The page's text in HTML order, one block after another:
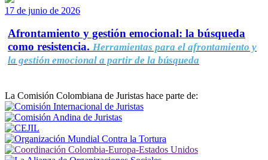
17 de junio de 2026
Afrontamiento y gestión emocional: la búsqueda
como resistencia. Herramientas para el afrontamiento y
la gestión emocional a partir de la búsqueda
La Comisión Colombiana de Juristas hace parte de: